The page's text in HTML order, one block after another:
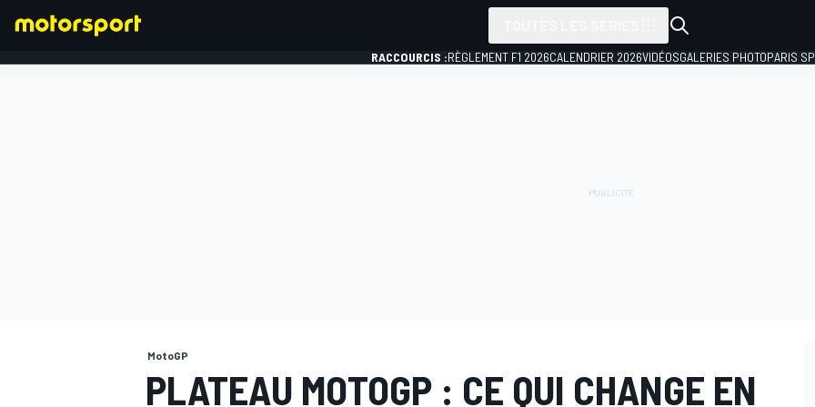
RACCOURCIS :RÈGLEMENT F1 2026CALENDRIER 2026VIDÉOSGALERIES PHOTOPARIS
MotoGP
PLATEAU MOTOGP : CE QUI CHANGE EN